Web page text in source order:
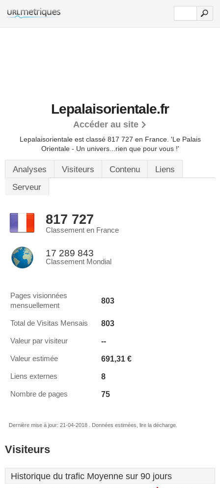
Lepalaisorientale.fr
Accéder au site
Lepalaisorientale est classé 817 727 en France. 'Le Palais
Orientale - Un univers...rien que pour vous !'
Analyses Visiteurs Contenu
Liens
Serveur
817 727
Classement en France
17 289 843
Classement Mondial
Pages visionnées
mensuellement
803
Total de Visitas Mensais 803
Valeur par visiteur --
Valeur estimée 691,31 €
Liens externes 8
Nombre de pages 75
Dernière mise à jour: 21-04-2018 . Données estimées, lire la décharge.
Visiteurs
Historique du trafic Moyenne sur 90 jours